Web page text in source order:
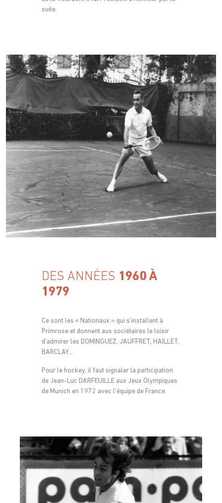
suite.
DES ANNÉES 1960 À
1979
Ce sont les « Nationaux » qui s’installent à
Primrose et donnent aux sociétaires le loisir
d’admirer les DOMINGUEZ, JAUFFRET, HAILLET,
BARCLAY…
Pour le hockey, il faut signaler la participation
de Jean-Luc DARFEUILLE aux Jeux Olympiques
de Munich en 1972 avec l’équipe de France.